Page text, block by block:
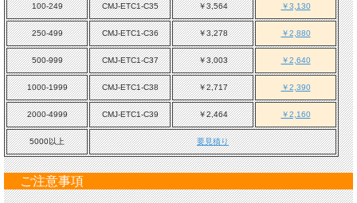
100-249 CMJ-ETC1-C35 ￥3,564 ￥3,130
250-499 CMJ-ETC1-C36 ￥3,278 ￥2,880
500-999 CMJ-ETC1-C37 ￥3,003 ￥2,640
1000-1999 CMJ-ETC1-C38 ￥2,717 ￥2,390
2000-4999 CMJ-ETC1-C39 ￥2,464 ￥2,160
5000以上 要見積り
ご注意事項